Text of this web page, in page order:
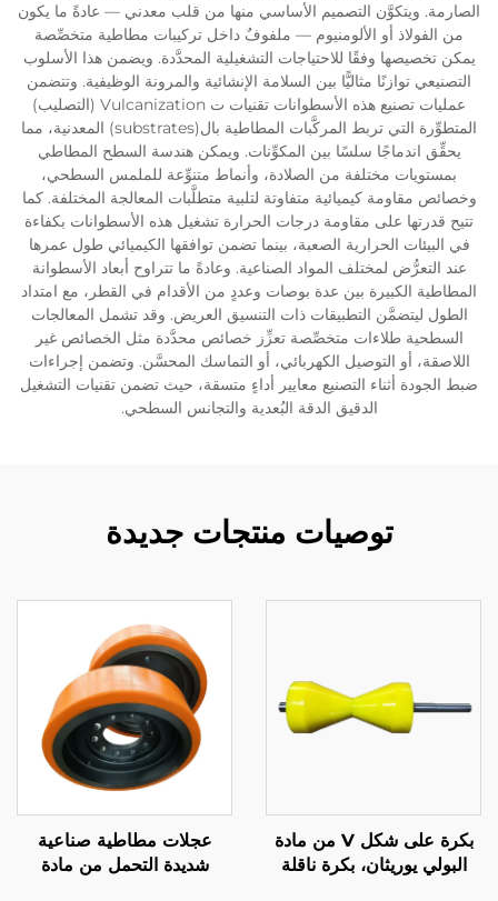
الصارمة. ويتكوَّن التصميم الأساسي منها من قلب معدني — عادةً ما يكون
من الفولاذ أو الألومنيوم — ملفوفٌ داخل تركيبات مطاطية متخصِّصة
يمكن تخصيصها وفقًا للاحتياجات التشغيلية المحدَّدة. ويضمن هذا الأسلوب
التصنيعي توازنًا مثاليًّا بين السلامة الإنشائية والمرونة الوظيفية. وتتضمن
عمليات تصنيع هذه الأسطوانات تقنيات ت Vulcanization (التصليب)
المتطوِّرة التي تربط المركَّبات المطاطية بال(substrates) المعدنية، مما
يحقِّق اندماجًا سلسًا بين المكوِّنات. ويمكن هندسة السطح المطاطي
بمستويات مختلفة من الصلادة، وأنماط متنوِّعة للملمس السطحي،
وخصائص مقاومة كيميائية متفاوتة لتلبية متطلَّبات المعالجة المختلفة. كما
تتيح قدرتها على مقاومة درجات الحرارة تشغيل هذه الأسطوانات بكفاءة
في البيئات الحرارية الصعبة، بينما تضمن توافقها الكيميائي طول عمرها
عند التعرُّض لمختلف المواد الصناعية. وعادةً ما تتراوح أبعاد الأسطوانة
المطاطية الكبيرة بين عدة بوصات وعددٍ من الأقدام في القطر، مع امتداد
الطول ليتضمَّن التطبيقات ذات التنسيق العريض. وقد تشمل المعالجات
السطحية طلاءات متخصِّصة تعزِّز خصائص محدَّدة مثل الخصائص غير
اللاصقة، أو التوصيل الكهربائي، أو التماسك المحسَّن. وتضمن إجراءات
ضبط الجودة أثناء التصنيع معايير أداءٍ متسقة، حيث تضمن تقنيات التشغيل
الدقيق الدقة البُعدية والتجانس السطحي.
توصيات منتجات جديدة
بكرة على شكل V من مادة
البولي يوريثان، بكرة ناقلة
عجلات مطاطية صناعية
شديدة التحمل من مادة